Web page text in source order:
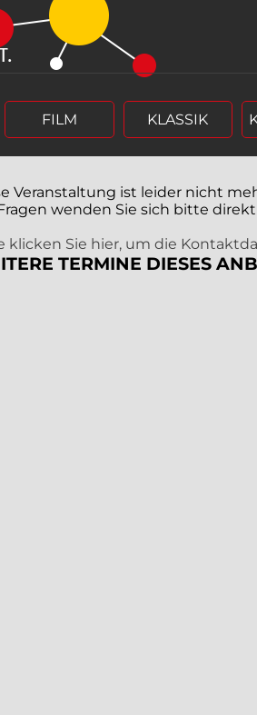
FILM KLASSIK
Jahr (4 stellig),
Form Tag, Monat, Jahr (4
Veranstaltung ist leider nicht
wenden Sie sich bitte
klicken Sie hier, um die
TERMINE DIESES